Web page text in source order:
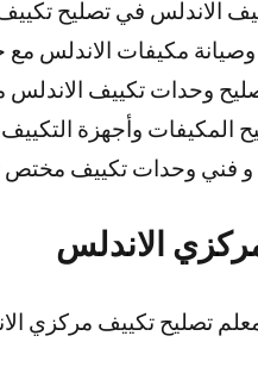
الاندلس في تصليح
مكيفات الاندلس
تصليح وحدات تكييف
المكيفات وأجهزة
و فني وحدات تكييف مختص
الاندلس
تصليح تكييف مركزي